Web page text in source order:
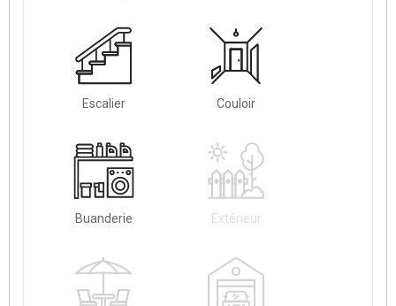
Escalier Couloir
Buanderie Extérieur